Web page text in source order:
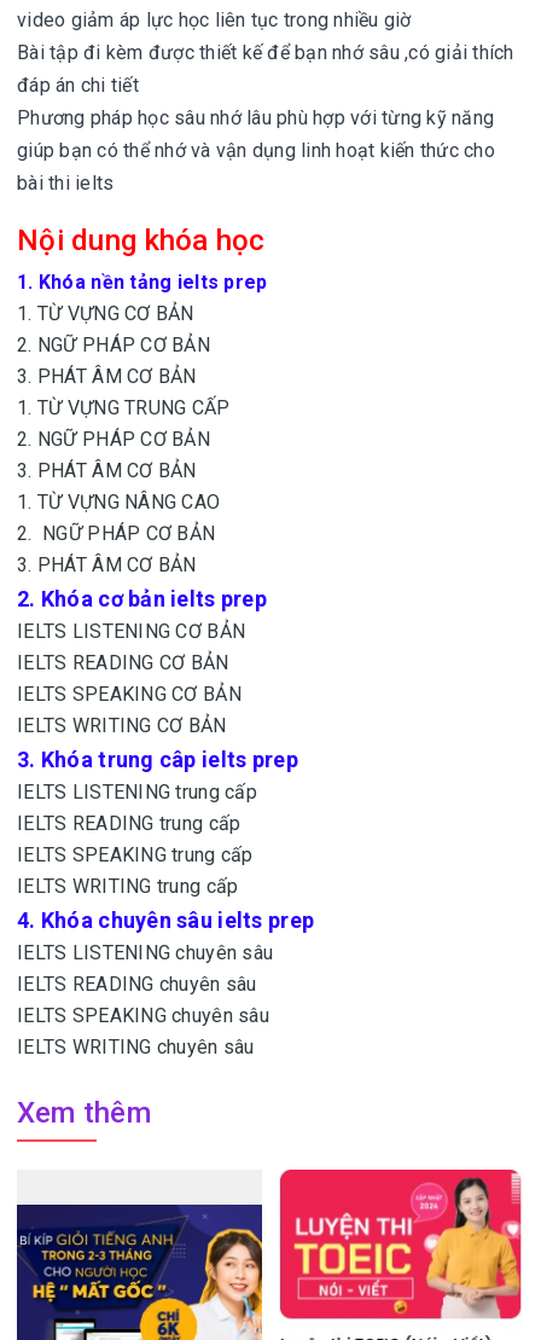
video giảm áp lực học liên tục trong nhiều giờ
Bài tập đi kèm được thiết kế để bạn nhớ sâu ,có giải thích
đáp án chi tiết
Phương pháp học sâu nhớ lâu phù hợp với từng kỹ năng
giúp bạn có thể nhớ và vận dụng linh hoạt kiến thức cho
bài thi ielts
Nội dung khóa học
1. Khóa nền tảng ielts prep
1. TỪ VỰNG CƠ BẢN
2. NGỮ PHÁP CƠ BẢN
3. PHÁT ÂM CƠ BẢN
1. TỪ VỰNG TRUNG CẤP
2. NGỮ PHÁP CƠ BẢN
3. PHÁT ÂM CƠ BẢN
1. TỪ VỰNG NÂNG CAO
2. NGỮ PHÁP CƠ BẢN
3. PHÁT ÂM CƠ BẢN
2. Khóa cơ bản ielts prep
IELTS LISTENING CƠ BẢN
IELTS READING CƠ BẢN
IELTS SPEAKING CƠ BẢN
IELTS WRITING CƠ BẢN
3. Khóa trung câp ielts prep
IELTS LISTENING trung cấp
IELTS READING trung cấp
IELTS SPEAKING trung cấp
IELTS WRITING trung cấp
4. Khóa chuyên sâu ielts prep
IELTS LISTENING chuyên sâu
IELTS READING chuyên sâu
IELTS SPEAKING chuyên sâu
IELTS WRITING chuyên sâu
Xem thêm